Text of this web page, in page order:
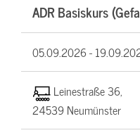
ADR Basiskurs
05.09.2026 -
Leinestraße 36,
24539 Neumünster